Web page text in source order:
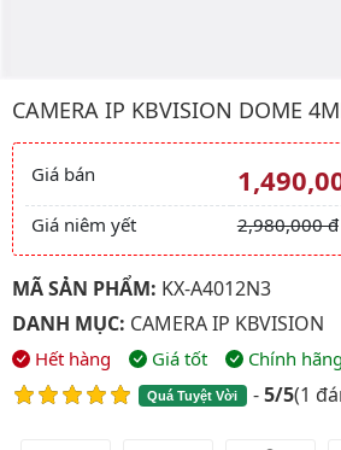
CAMERA IP KBVISION DOME
Giá và khuyến
Giá bán
Giá niêm yết 2,980,000 đ
MÃ SẢN PHẨM: KX-A4012N3
DANH MỤC: CAMERA IP KBVISION
Hết hàng Giá tốt Chính hãng
Quá Tuyệt Vời -5/5(1